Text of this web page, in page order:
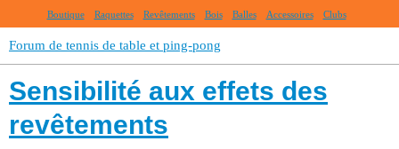
Boutique Raquettes Revêtements Bois Balles Accessoires Clubs
Forum de tennis de table et ping-pong
Sensibilité aux effets des
revêtements